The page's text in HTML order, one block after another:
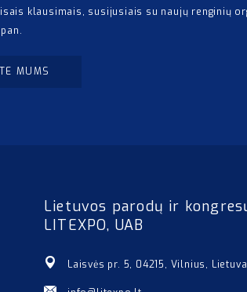
klausimais, susijusiais su naujų renginių
MUMS
Lietuvos parodų ir
LITEXPO, UAB
Laisvės pr. 5, 04215, Vilnius, Lietuva